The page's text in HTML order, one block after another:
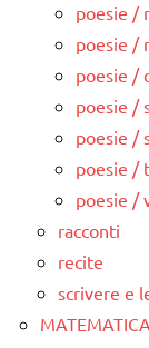
poesie /
poesie /
poesie /
poesie /
poesie /
poesie /
poesie /
racconti
recite
scrivere e
MATEMATICA